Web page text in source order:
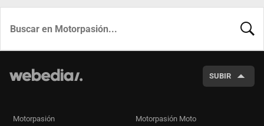
SUBIR
Motorpasión Motorpasión Moto